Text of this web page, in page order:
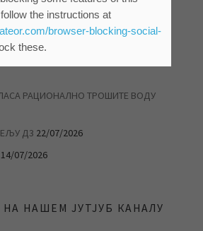
БЕЗ ВОДЕ04/08/2026
У САВЕЗНИЧКОЈ УЛИЦИ
РАЦИОНАЛНО ТРОШИТЕ ВОДУ
Д3 22/07/2026
14/07/2026
НАШЕМ ЈУТЈУБ КАНАЛУ
the instructions at
browser-blocking-social-
these.